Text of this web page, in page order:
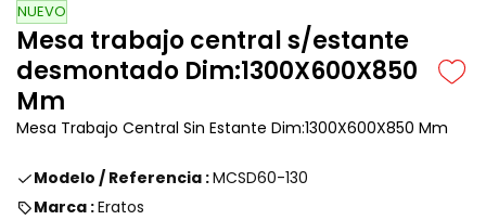
NUEVO
Mesa trabajo central s/estante
desmontado Dim:1300X600X850
Mm
Mesa Trabajo Central Sin Estante Dim:1300X600X850 Mm
Modelo / Referencia :MCSD60-130
Marca :Eratos